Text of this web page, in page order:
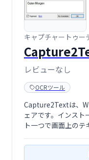
キャプチャートゥー
レビューなし
OCRツール
Capture2Textは、
ェアです。インスト
ト一つで画面上の
す。